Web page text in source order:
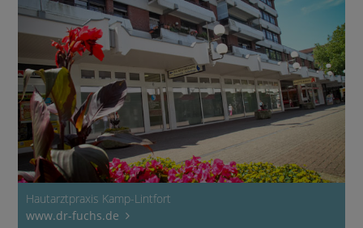
Hautarztpraxis Kamp-Lintfort
www.dr-fuchs.de